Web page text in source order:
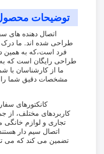
توضیحات محصول:
اتصال دهنده های
طراحی شده اند. ما درک می
فرد است،که به همین دلیل
طراحی رایگان است که به
ما از کارشناسان با شما
مشخصات دقیق شما را
کانکتورهای
کاربردهای مختلف، از جمله
تجاری و لوازم خانگی
اتصال سیم دار هستند،که
تضمین می کند که می